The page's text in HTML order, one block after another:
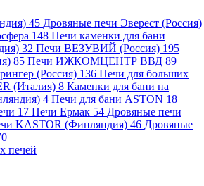
45 Дровяные печи Эверест (Россия)
148 Печи каменки для бани
32 Печи ВЕЗУВИЙ (Россия) 195
85 Печи ИЖКОМЦЕНТР ВВД 89
(Россия) 136 Печи для больших
(Италия) 8 Каменки для бани на
4 Печи для бани ASTON 18
17 Печи Ермак 54 Дровяные печи
KASTOR (Финляндия) 46 Дровяные
печей